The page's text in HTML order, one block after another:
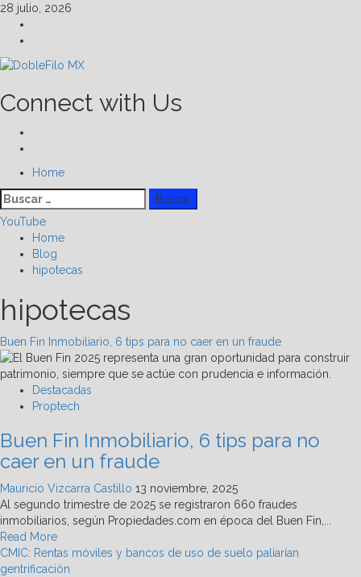
Skip
content
28 julio, 2026
Connect with Us
Primary
Menu
Home
Buscar:
YouTube
Home
Blog
hipotecas
hipotecas
Buen Fin Inmobiliario, 6 tips para no caer en un fraude
Destacadas
Proptech
Buen Fin Inmobiliario, 6 tips para no
caer en un fraude
Mauricio Vizcarra Castillo 13 noviembre, 2025
Al segundo trimestre de 2025 se registraron 660 fraudes
inmobiliarios, según Propiedades.com en época del Buen Fin,...
Read MoreRead
more
about
CMIC: Rentas móviles y bancos de uso de suelo paliarían
gentrificación